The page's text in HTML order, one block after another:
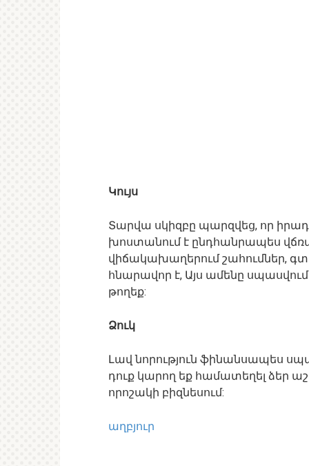
Կույս
Տարվա սկիզբը պարզվեց, որ
խոստանում է ընդհանրապես
վիճակախաղերում շահումներ,
հնարավոր է, Այս ամենը
թողեք:
Ձուկ
Լավ նորություն ֆինանսապես
դուք կարող եք համատեղել ձեր
որոշակի բիզնեսում:
աղբյուր